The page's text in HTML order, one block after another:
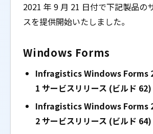
2021 年 9 月 21 日付で下記製品の
スを提供開始いたしました。
Windows Forms
Infragistics Windows Forms
1 サービスリリース (ビルド 62)
Infragistics Windows Forms
2 サービスリリース (ビルド 64)